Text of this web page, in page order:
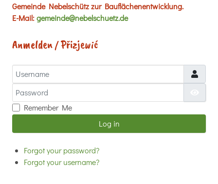
Gemeinde Nebelschütz zur Bauflächenentwicklung.
E-Mail:gemeinde@nebelschuetz.de
Anmelden / Přizjewić
Username
Password
Remember Me
Log in
Forgot your password?
Forgot your username?